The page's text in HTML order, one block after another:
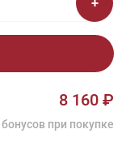
8 160 ₽
бонусов при покупке